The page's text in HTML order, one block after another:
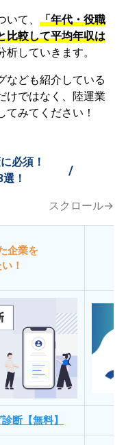
て、 「年代・役職
比較して平均年収は
していきます。
なども紹介している
けではなく、陸運業
てみてください！
必須！
！
/
スクロール→
企業を
！
断【無料】